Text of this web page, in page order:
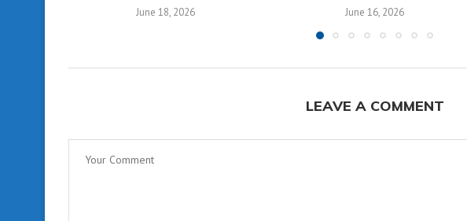
June 18, 2026 June 16, 2026
LEAVE A COMMENT